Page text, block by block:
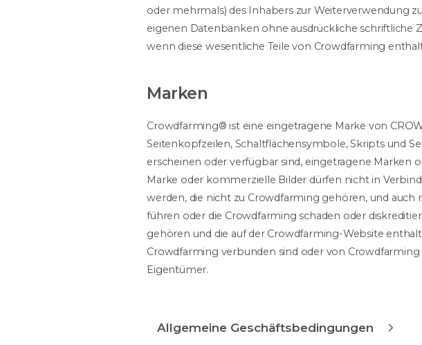
oder mehrmals) des Inhabers zur Weiterverwendung
eigenen Datenbanken ohne ausdrückliche
wenn diese wesentliche Teile von Crowdfarming
Marken
Crowdfarming® ist eine eingetragene Marke von
Seitenkopfzeilen, Schaltflächensymbole, Skripts und
erscheinen oder verfügbar sind, eingetragene Marken
Marke oder kommerzielle Bilder dürfen nicht in
werden, die nicht zu Crowdfarming gehören, und auch
führen oder die Crowdfarming schaden oder
gehören und die auf der Crowdfarming-Website
Crowdfarming verbunden sind oder von
Eigentümer.
Allgemeine Geschäftsbedingungen